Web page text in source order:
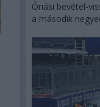
Óriási bevétel-
a második